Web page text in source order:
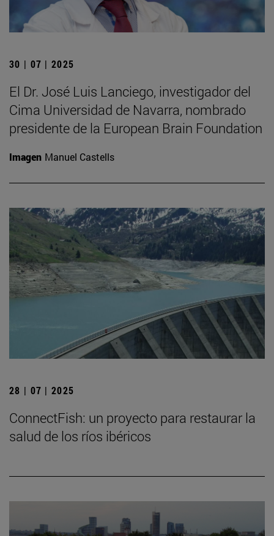
30 | 07 | 2025
El Dr. José Luis Lanciego, investigador del
Cima Universidad de Navarra, nombrado
presidente de la European Brain Foundation
Imagen Manuel Castells
28 | 07 | 2025
ConnectFish: un proyecto para restaurar la
salud de los ríos ibéricos